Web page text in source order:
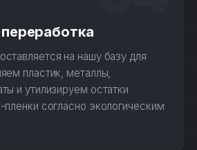
на нашу базу для
пластик, металлы,
и утилизируем остатки
согласно экологическим